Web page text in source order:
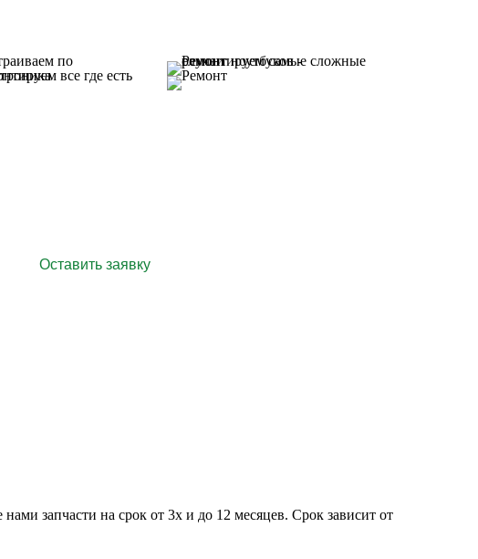
запчасти на срок от 3х и до 12 месяцев. Срок зависит от